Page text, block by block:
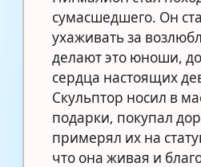
сумасшедшего. Он
ухаживать за
делают это юноши,
сердца настоящих
Скульптор носил в
подарки, покупал
примерял их на
что она живая и